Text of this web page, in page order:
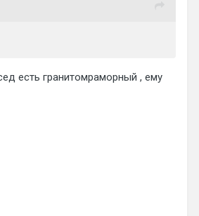
есть гранитомраморный , ему